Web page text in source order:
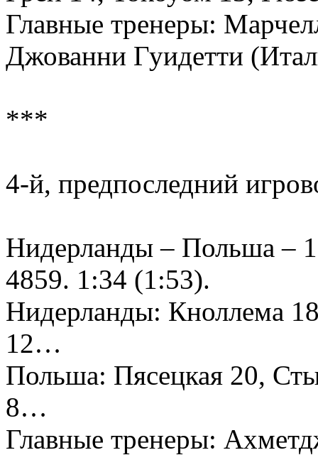
Главные тренеры:
Джованни Гуидетти
***
4-й, предпоследний
Нидерланды – Польша –
4859. 1:34 (1:53).
Нидерланды: Кноллема
12…
Польша: Пясецкая 20,
8…
Главные тренеры: